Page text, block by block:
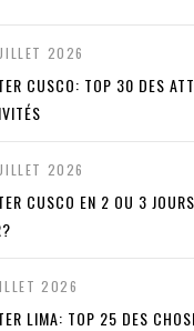
2026
CUSCO: TOP 30 DES
2026
CUSCO EN 2 OU 3
2026
LIMA: TOP 25 DES